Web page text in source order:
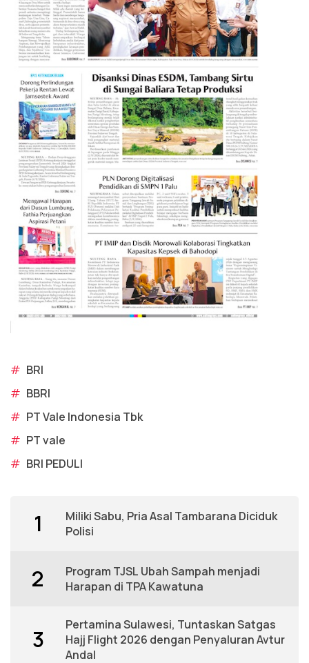
# BRI
# BBRI
# PT Vale Indonesia Tbk
# PT vale
# BRI PEDULI
1
Miliki Sabu, Pria Asal Tambarana Diciduk
Polisi
2
Program TJSL Ubah Sampah menjadi
Harapan di TPA Kawatuna
3
Pertamina Sulawesi, Tuntaskan Satgas
Hajj Flight 2026 dengan Penyaluran Avtur
Andal